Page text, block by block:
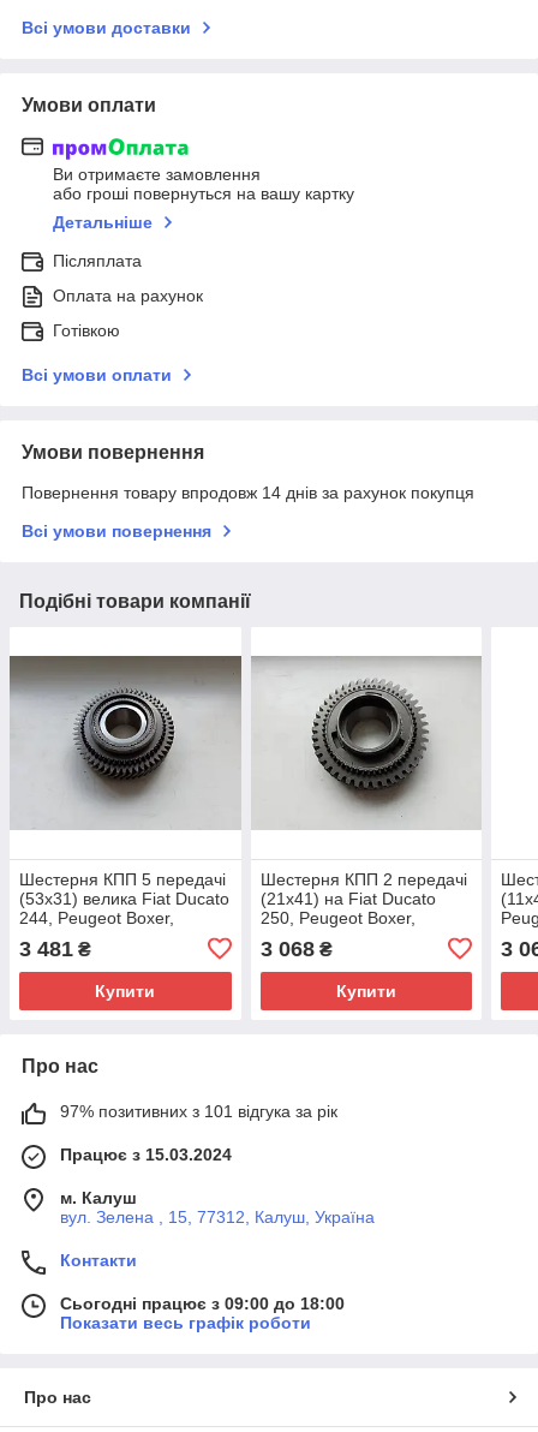
Всі умови доставки
Умови оплати
Ви отримаєте замовлення
або гроші повернуться на вашу картку
Детальніше
Післяплата
Оплата на рахунок
Готівкою
Всі умови оплати
Умови повернення
Повернення товару впродовж 14 днів за рахунок покупця
Всі умови повернення
Подібні товари компанії
Шестерня КПП 5 передачі
(53х31) велика Fiat Ducato
244, Peugeot Boxer,
2006), 233350, GP, Італія
3 481 ₴
Купити
Шестерня КПП 2 передачі
(21x41) на Fiat Ducato
250, Peugeot Boxer,
2.2/2.3JTD/HDi, GP, Італія
3 068₴
Купити
2.2/
3
Про нас
97% позитивних з 101 відгука за рік
Працює з 15.03.2024
м. Калуш
вул. Зелена , 15, 77312, Калуш, Україна
Контакти
Сьогодні працює з 09:00 до 18:00
Показати весь графік роботи
Про нас